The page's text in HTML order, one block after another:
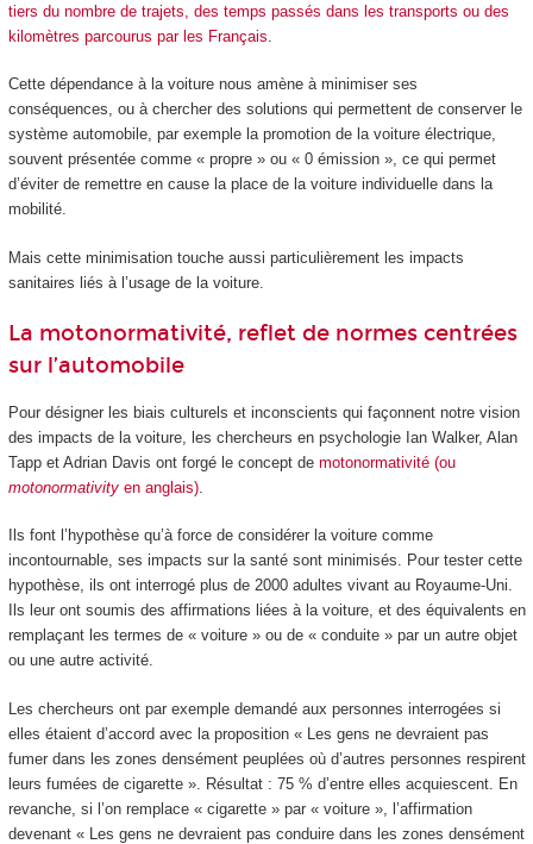
tiers du nombre de trajets, des temps passés dans les transports ou des
kilomètres parcourus par les Français
Cette dépendance à la voiture nous amène à minimiser ses
conséquences, ou à chercher des solutions qui permettent de conserver le
système automobile, par exemple la promotion de la voiture électrique,
souvent présentée comme « propre » ou « 0 émission », ce qui permet
d’éviter de remettre en cause la place de la voiture individuelle dans la
mobilité.
Mais cette minimisation touche aussi particulièrement les impacts
sanitaires liés à l’usage de la voiture.
La motonormativité, reflet de normes centrées
sur l’automobile
Pour désigner les biais culturels et inconscients qui façonnent notre vision
des impacts de la voiture, les chercheurs en psychologie Ian Walker, Alan
Tapp et Adrian Davis ont forgé le concept de motonormativité (ou
motonormativityen anglais).
Ils font l’hypothèse qu’à force de considérer la voiture comme
incontournable, ses impacts sur la santé sont minimisés. Pour tester cette
hypothèse, ils ont interrogé plus de 2000 adultes vivant au Royaume-Uni.
Ils leur ont soumis des affirmations liées à la voiture, et des équivalents en
remplaçant les termes de « voiture » ou de « conduite » par un autre objet
ou une autre activité.
Les chercheurs ont par exemple demandé aux personnes interrogées si
elles étaient d’accord avec la proposition « Les gens ne devraient pas
fumer dans les zones densément peuplées où d’autres personnes respirent
leurs fumées de cigarette ». Résultat : 75 % d’entre elles acquiescent. En
revanche, si l’on remplace « cigarette » par « voiture », l’affirmation
devenant « Les gens ne devraient pas conduire dans les zones densément